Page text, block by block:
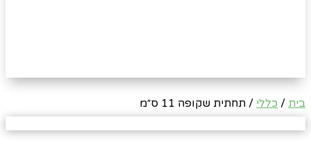
בית / כללי / תחתית שקופה 11 ס״מ